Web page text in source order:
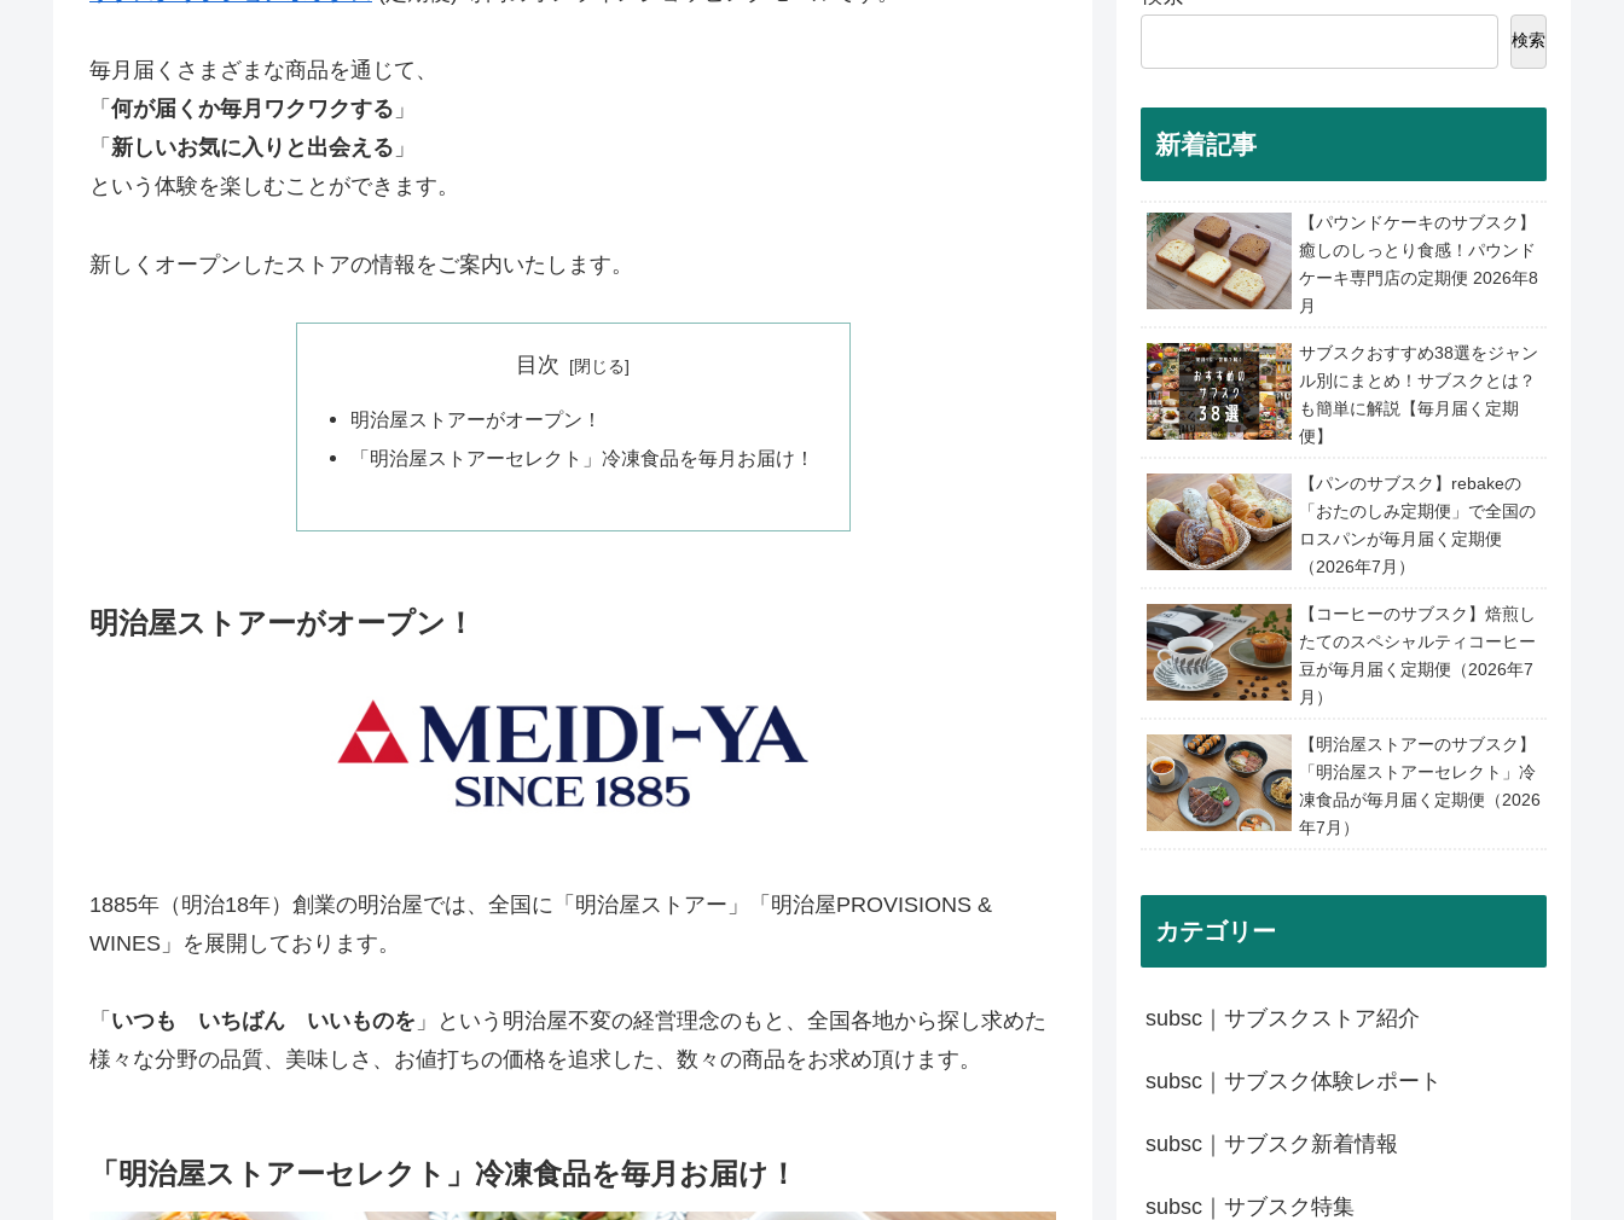
毎月届くさまざまな商品を通じて、
「 何が届くか毎月ワクワクする 」
「 新しいお気に入りと出会える 」
という体験を楽しむことができます。
新しくオープンしたストアの情報をご案内いたします。
目次
明治屋ストアーがオープン！
「明治屋ストアーセレクト」冷凍食品を毎月お届け！
明治屋ストアーがオープン！
1885年（明治18年）創業の明治屋では、全国に「明治屋ストアー」「明治屋PROVISIONS &
WINES」を展開しております。
「 いつも いちばん いいものを 」という明治屋不変の経営理念のもと、全国各地から探し求めた
様々な分野の品質、美味しさ、お値打ちの価格を追求した、数々の商品をお求め頂けます。
「明治屋ストアーセレクト」冷凍食品を毎月お届け！
検索
新着記事
【パウンドケーキのサブスク】
癒しのしっとり食感！パウンド
ケーキ専門店の定期便 2026年8
月
サブスクおすすめ38選をジャン
ル別にまとめ！サブスクとは？
も簡単に解説【毎月届く定期
便】
【パンのサブスク】rebakeの
「おたのしみ定期便」で全国の
ロスパンが毎月届く定期便
（2026年7月）
【コーヒーのサブスク】焙煎し
たてのスペシャルティコーヒー
豆が毎月届く定期便（2026年7
月）
【明治屋ストアーのサブスク】
「明治屋ストアーセレクト」冷
凍食品が毎月届く定期便（2026
年7月）
カテゴリー
subsc｜サブスクストア紹介
subsc｜サブスク体験レポート
subsc｜サブスク新着情報
subsc｜サブスク特集